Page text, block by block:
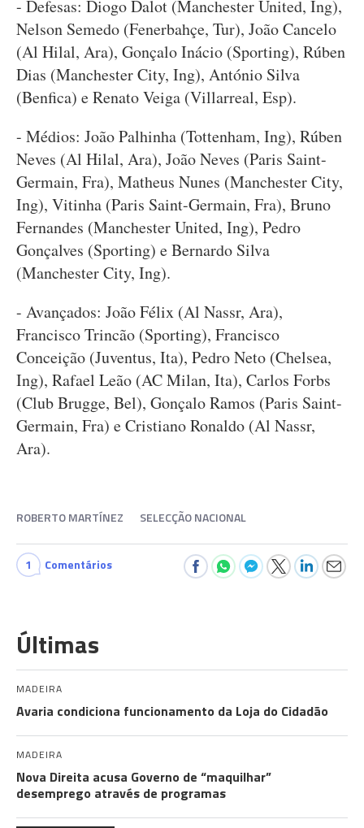
- Defesas: Diogo Dalot (Manchester United, Ing),
Nelson Semedo (Fenerbahçe, Tur), João Cancelo
(Al Hilal, Ara), Gonçalo Inácio (Sporting), Rúben
Dias (Manchester City, Ing), António Silva
(Benfica) e Renato Veiga (Villarreal, Esp).
- Médios: João Palhinha (Tottenham, Ing), Rúben
Neves (Al Hilal, Ara), João Neves (Paris Saint-
Germain, Fra), Matheus Nunes (Manchester City,
Ing), Vitinha (Paris Saint-Germain, Fra), Bruno
Fernandes (Manchester United, Ing), Pedro
Gonçalves (Sporting) e Bernardo Silva
(Manchester City, Ing).
- Avançados: João Félix (Al Nassr, Ara),
Francisco Trincão (Sporting), Francisco
Conceição (Juventus, Ita), Pedro Neto (Chelsea,
Ing), Rafael Leão (AC Milan, Ita), Carlos Forbs
(Club Brugge, Bel), Gonçalo Ramos (Paris Saint-
Germain, Fra) e Cristiano Ronaldo (Al Nassr,
Ara).
ROBERTO MARTÍNEZ SELECÇÃO NACIONAL
1 Comentários
Últimas
MADEIRA
Avaria condiciona funcionamento da Loja do Cidadão
MADEIRA
Nova Direita acusa Governo de “maquilhar”
desemprego através de programas